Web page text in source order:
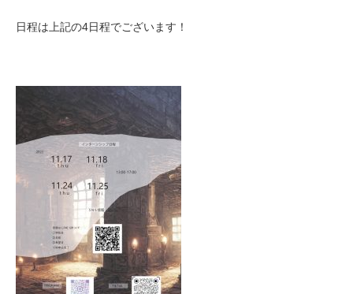
日程は上記の4日程でございます！